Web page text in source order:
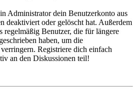
Administrator dein Benutzerkonto aus
deaktiviert oder gelöscht hat. Außerdem
regelmäßig Benutzer, die für längere
haben, um die
Registriere dich einfach
an den Diskussionen teil!